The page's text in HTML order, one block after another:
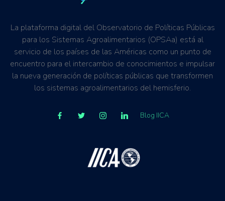
La plataforma digital del Observatorio de Políticas Públicas
para los Sistemas Agroalimentarios (OPSAa) está al
servicio de los países de las Américas como un punto de
encuentro para el intercambio de conocimientos e impulsar
la nueva generación de políticas públicas que transformen
los sistemas agroalimentarios del hemisferio.
Blog IICA